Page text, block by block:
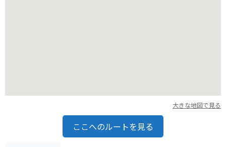
大きな地図で見る
ここへのルートを見る